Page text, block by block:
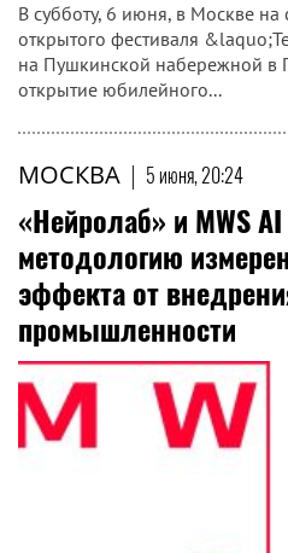
В субботу, 6 июня, в Москве
открытого фестиваля
на Пушкинской набережной в
открытие юбилейного...
МОСКВА | 5 июня, 20:24
«Нейролаб» и MWS
методологию
эффекта от
промышленности